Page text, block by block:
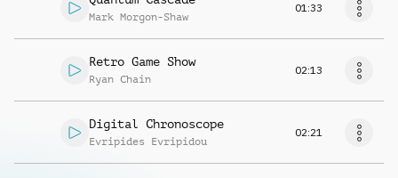
Mark Morgon-Shaw
01:33
Retro Game Show
Ryan Chain
02:13
Digital Chronoscope
Evripides Evripidou
02:21